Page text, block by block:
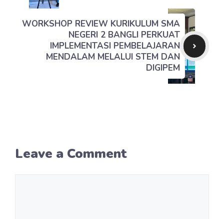
WORKSHOP REVIEW KURIKULUM SMA
NEGERI 2 BANGLI PERKUAT
IMPLEMENTASI PEMBELAJARAN
MENDALAM MELALUI STEM DAN
DIGIPEM
Leave a Comment